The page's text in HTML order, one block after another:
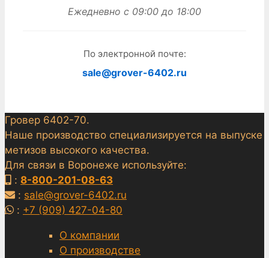
Ежедневно с 09:00 до 18:00
По электронной почте:
sale@grover-6402.ru
Гровер 6402-70.
Наше производство специализируется на выпуске
метизов высокого качества.
Для связи в Воронеже используйте:
: 8-800-201-08-63
: sale@grover-6402.ru
: +7 (909) 427-04-80
О компании
О производстве